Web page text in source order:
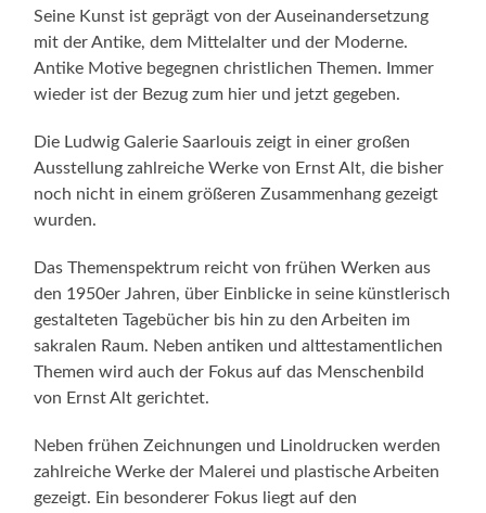
Seine Kunst ist geprägt von der Auseinandersetzung
mit der Antike, dem Mittelalter und der Moderne.
Antike Motive begegnen christlichen Themen. Immer
wieder ist der Bezug zum hier und jetzt gegeben.
Die Ludwig Galerie Saarlouis zeigt in einer großen
Ausstellung zahlreiche Werke von Ernst Alt, die bisher
noch nicht in einem größeren Zusammenhang gezeigt
wurden.
Das Themenspektrum reicht von frühen Werken aus
den 1950er Jahren, über Einblicke in seine künstlerisch
gestalteten Tagebücher bis hin zu den Arbeiten im
sakralen Raum. Neben antiken und alttestamentlichen
Themen wird auch der Fokus auf das Menschenbild
von Ernst Alt gerichtet.
Neben frühen Zeichnungen und Linoldrucken werden
zahlreiche Werke der Malerei und plastische Arbeiten
gezeigt. Ein besonderer Fokus liegt auf den